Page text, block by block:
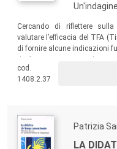
Cercando di riflettere
valutare l’efficacia del TFA
di fornire alcune indicazioni
cod.
1408.2.37
Patrizia
LA